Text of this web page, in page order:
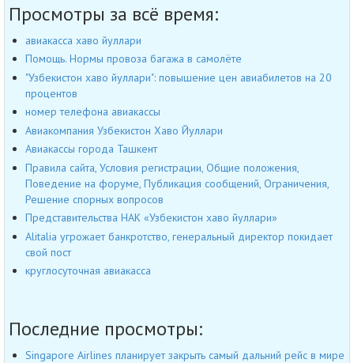
Просмотры за всё время:
авиакасса хаво йуллари
Помощь. Нормы провоза багажа в самолёте
"Узбекистон хаво йуллари": повышение цен авиабилетов на 20
процентов
номер телефона авиакассы
Авиакомпания Узбекистон Хаво Йуллари
Авиакассы города Ташкент
Правила сайта, Условия регистрации, Общие положения,
Поведение на форуме, Публикация сообщений, Ограничения,
Решение спорных вопросов
Представительства НАК «Узбекистон хаво йуллари»
Alitalia угрожает банкротство, генеральный директор покидает
свой пост
круглосуточная авиакасса
Последние просмотры:
Singapore Airlines планирует закрыть самый дальний рейс в мире